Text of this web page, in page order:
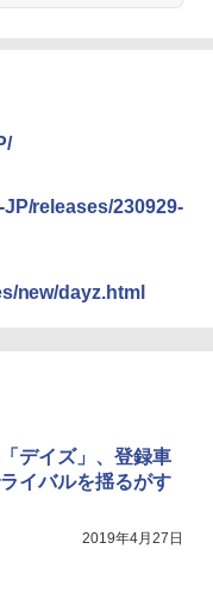
releases/230929-
new/dayz.html
デイズ」、登録車
イバルを揺るがす
2019年4月27日